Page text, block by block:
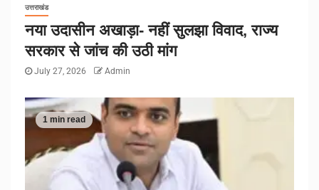
उत्तराखंड
नया उदासीन अखाड़ा- नहीं सुलझा विवाद, राज्य
सरकार से जांच की उठी मांग
July 27, 2026 Admin
1 min read